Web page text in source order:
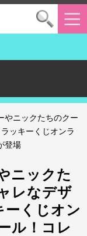
やニックたちのクー
ッキーくじオンラ
登場
ニックた
レなデザ
ーくじオン
ル！コレ